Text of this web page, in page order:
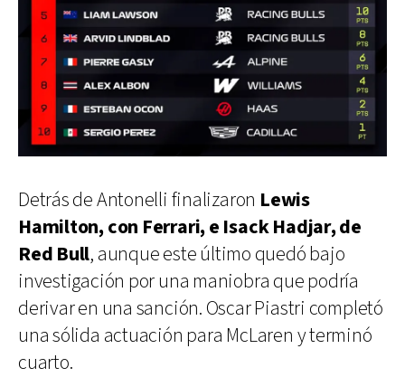
Detrás de Antonelli finalizaron Lewis
Hamilton, con Ferrari, e Isack Hadjar, de
Red Bull, aunque este último quedó bajo
investigación por una maniobra que podría
derivar en una sanción. Oscar Piastri completó
una sólida actuación para McLaren y terminó
cuarto.